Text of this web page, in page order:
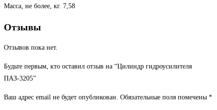
Масса, не более, кг. 7,58
Отзывы
Отзывов пока нет.
Будьте первым, кто оставил отзыв на “Цилиндр гидроусилителя
ПАЗ-3205”
Ваш адрес email не будет опубликован. Обязательные поля помечены *